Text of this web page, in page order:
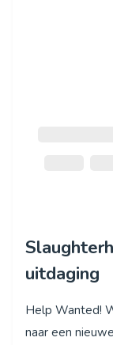
uitdaging
Help Wanted!
naar een